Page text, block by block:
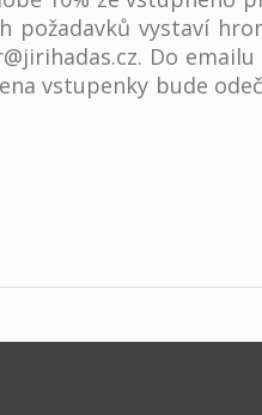
požadavků vystaví
Do emailu
vstupenky bude